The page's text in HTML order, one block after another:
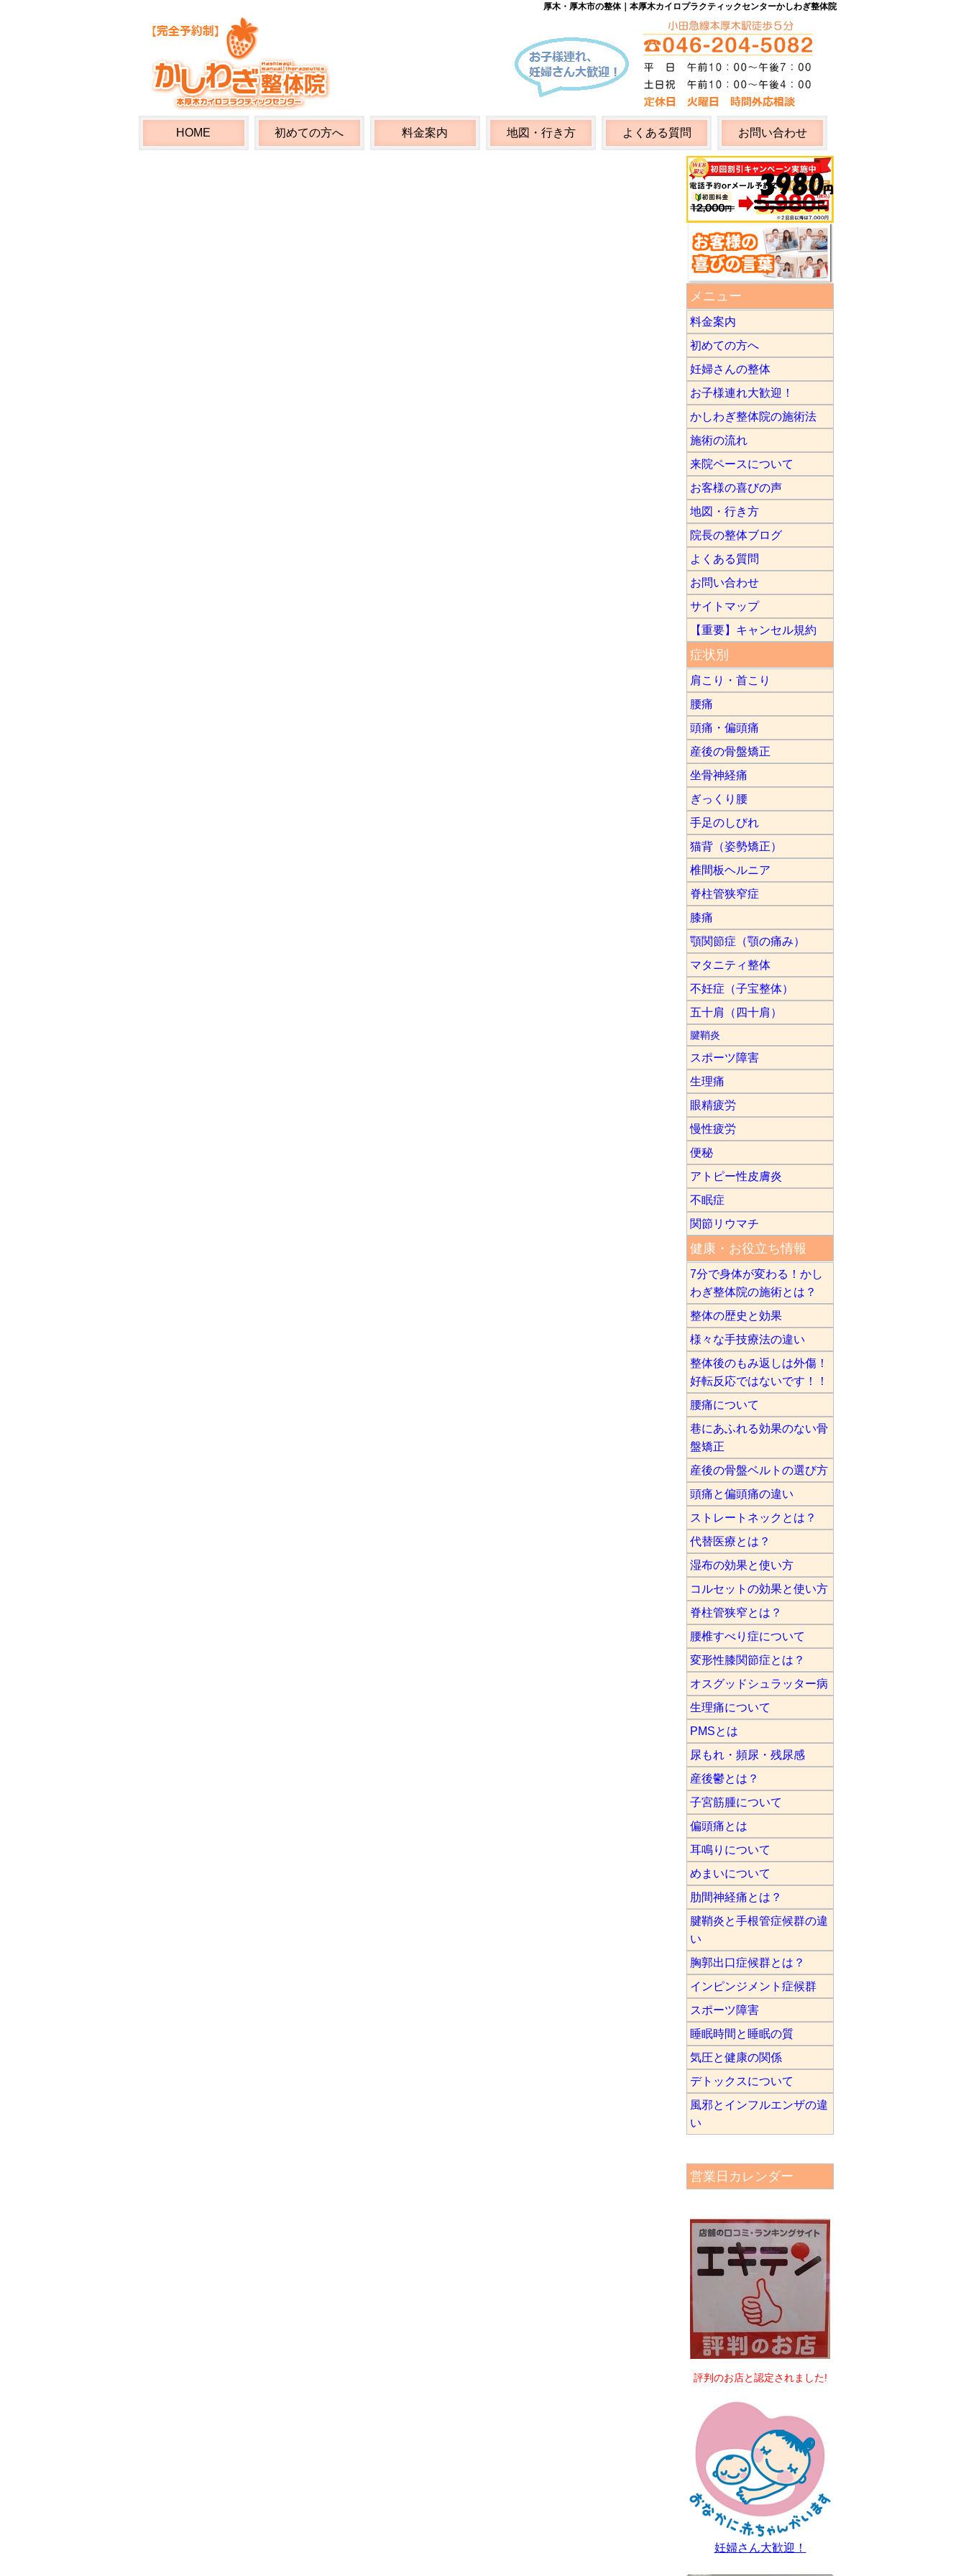
厚木・厚木市の整体｜ 本厚木カイロプラクティックセンターかしわぎ整体院
HOME 初めての方へ 料金案内 地図・行き方 よくある質問 お問い合わせ
メニュー
料金案内
初めての方へ
妊婦さんの整体
お子様連れ大歓迎！
かしわぎ整体院の施術法
施術の流れ
来院ペースについて
お客様の喜びの声
地図・行き方
院長の整体ブログ
よくある質問
お問い合わせ
サイトマップ
【重要】キャンセル規約
症状別
肩こり・首こり
腰痛
頭痛・偏頭痛
産後の骨盤矯正
坐骨神経痛
ぎっくり腰
手足のしびれ
猫背（姿勢矯正）
椎間板ヘルニア
脊柱管狭窄症
膝痛
顎関節症（顎の痛み）
マタニティ整体
不妊症（子宝整体）
五十肩（四十肩）
腱鞘炎
スポーツ障害
生理痛
眼精疲労
慢性疲労
便秘
アトピー性皮膚炎
不眠症
関節リウマチ
健康・お役立ち情報
7分で身体が変わる！かし
わぎ整体院の施術とは？
整体の歴史と効果
様々な手技療法の違い
整体後のもみ返しは外傷！
好転反応ではないです！！
腰痛について
巷にあふれる効果のない骨
盤矯正
産後の骨盤ベルトの選び方
頭痛と偏頭痛の違い
ストレートネックとは？
代替医療とは？
湿布の効果と使い方
コルセットの効果と使い方
脊柱管狭窄とは？
腰椎すべり症について
変形性膝関節症とは？
オスグッドシュラッター病
生理痛について
PMSとは
尿もれ・頻尿・残尿感
産後鬱とは？
子宮筋腫について
偏頭痛とは
耳鳴りについて
めまいについて
肋間神経痛とは？
腱鞘炎と手根管症候群の違
い
胸郭出口症候群とは？
インピンジメント症候群
スポーツ障害
睡眠時間と睡眠の質
気圧と健康の関係
デトックスについて
風邪とインフルエンザの違
い
営業日カレンダー
評判のお店と認定されました!
妊婦さん大歓迎！